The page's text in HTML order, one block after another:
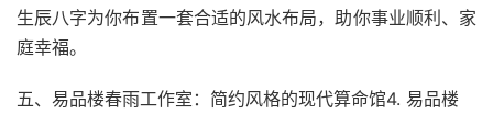
生辰八字为你布置一套合适的风水布局，助你事业顺利、家
庭幸福。
五、易品楼春雨工作室：简约风格的现代算命馆4. 易品楼